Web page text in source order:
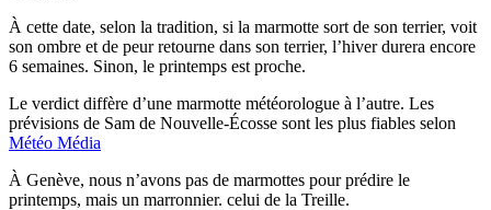
À cette date, selon la tradition, si la marmotte sort de son terrier, voit
son ombre et de peur retourne dans son terrier, l’hiver durera encore
6 semaines. Sinon, le printemps est proche.
Le verdict diffère d’une marmotte météorologue à l’autre. Les
prévisions de Sam de Nouvelle-Écosse sont les plus fiables selon
Météo Média
À Genève, nous n’avons pas de marmottes pour prédire le
printemps, mais un marronnier. celui de la Treille.